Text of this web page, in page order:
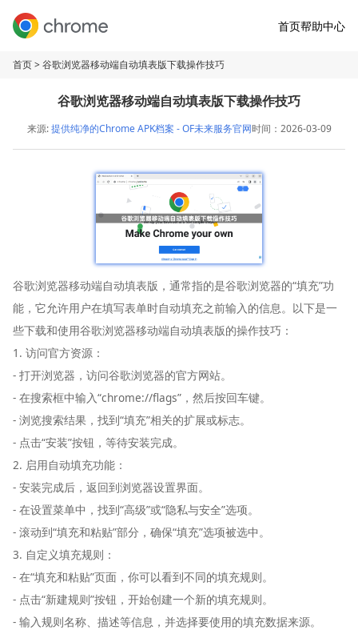
首页帮助中心
首页> 谷歌浏览器移动端自动填表版下载操作技巧
谷歌浏览器移动端自动填表版下载操作技巧
来源:提供纯净的Chrome APK档案 - OF未来服务官网时间：2026-03-09
谷歌浏览器移动端自动填表版，通常指的是谷歌浏览器的“填充”功
能，它允许用户在填写表单时自动填充之前输入的信息。以下是一
些下载和使用谷歌浏览器移动端自动填表版的操作技巧：
1. 访问官方资源：
- 打开浏览器，访问谷歌浏览器的官方网站。
- 在搜索框中输入“chrome://flags”，然后按回车键。
- 浏览搜索结果，找到“填充”相关的扩展或标志。
- 点击“安装”按钮，等待安装完成。
2. 启用自动填充功能：
- 安装完成后，返回到浏览器设置界面。
- 在设置菜单中，找到“高级”或“隐私与安全”选项。
- 滚动到“填充和粘贴”部分，确保“填充”选项被选中。
3. 自定义填充规则：
- 在“填充和粘贴”页面，你可以看到不同的填充规则。
- 点击“新建规则”按钮，开始创建一个新的填充规则。
- 输入规则名称、描述等信息，并选择要使用的填充数据来源。